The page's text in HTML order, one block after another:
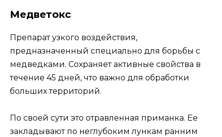
Медветокс
Препарат узкого воздействия,
предназначенный специально для борьбы с
медведками. Сохраняет активные свойства в
течение 45 дней, что важно для обработки
больших территорий.
По своей сути это отравленная приманка. Ее
закладывают по неглубоким лункам ранним